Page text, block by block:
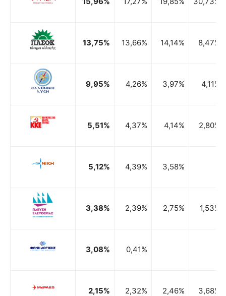
13,75% 13,66% 14,14% 8,47%
9,95% 4,26% 3,97% 4,11%
5,51% 4,37% 4,14% 2,80%
5,12% 4,39% 3,58%
3,38% 2,39% 2,75% 1,53%
3,08% 0,41%
2,15% 2,32% 2,46% 3,68%